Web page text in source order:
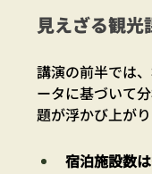
見えざる観光
講演の前半では
ータに基づいて
題が浮かび上がり
宿泊施設数